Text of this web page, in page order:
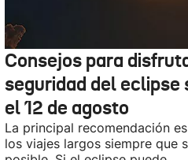
Consejos para
seguridad del eclipse
el 12 de agosto
La principal recomendación
los viajes largos siempre que